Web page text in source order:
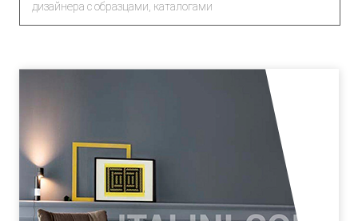
дизайнера с образцами, каталогами